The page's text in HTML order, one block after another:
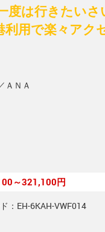
度は行きたい
用で楽々アク
ＡＮＡ
～321,100円
：EH-6KAH-VWF014